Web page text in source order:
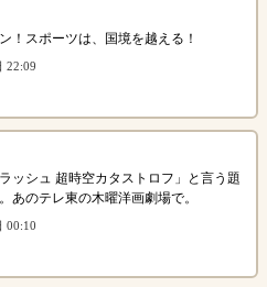
！スポーツは、国境を越える！
22:09
ッシュ 超時空カタストロフ」と言う題
あのテレ東の木曜洋画劇場で。
00:10